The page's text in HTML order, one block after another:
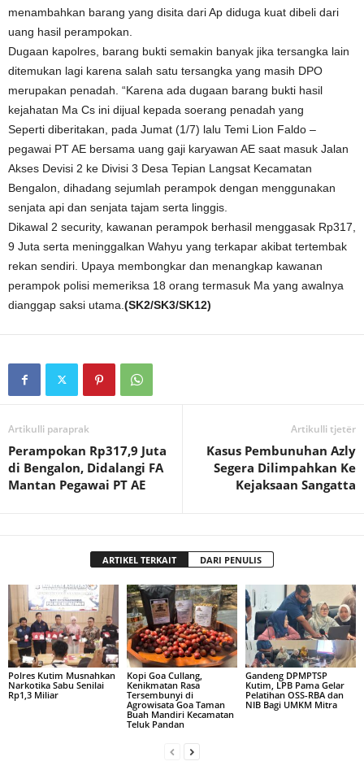
menambahkan barang yang disita dari Ap diduga kuat dibeli dari
uang hasil perampokan.
Dugaan kapolres, barang bukti semakin banyak jika tersangka lain
ditemukan lagi karena salah satu tersangka yang masih DPO
merupakan penadah. “Karena ada dugaan barang bukti hasil
kejahatan Ma Cs ini dijual kepada soerang penadah yang
Seperti diberitakan, pada Jumat (1/7) lalu Temi Lion Faldo –
pegawai PT AE bersama uang gaji karyawan AE saat masuk Jalan
Akses Devisi 2 ke Divisi 3 Desa Tepian Langsat Kecamatan
Bengalon, dihadang sejumlah perampok dengan menggunakan
senjata api dan senjata tajam serta linggis.
Dikawal 2 security, kawanan perampok berhasil menggasak Rp317,
9 Juta serta meninggalkan Wahyu yang terkapar akibat tertembak
rekan sendiri. Upaya membongkar dan menangkap kawanan
perampok polisi memeriksa 18 orang termasuk Ma yang awalnya
dianggap saksi utama. (SK2/SK3/SK12)
Artikulli paraprak
Perampokan Rp317,9 Juta
di Bengalon, Didalangi FA
Mantan Pegawai PT AE
Artikulli tjetër
Kasus Pembunuhan Azly
Segera Dilimpahkan Ke
Kejaksaan Sangatta
ARTIKEL TERKAIT DARI PENULIS
Polres Kutim Musnahkan
Narkotika Sabu Senilai
Rp1,3 Miliar
Kopi Goa Cullang,
Kenikmatan Rasa
Tersembunyi di
Agrowisata Goa Taman
Buah Mandiri Kecamatan
Teluk Pandan
Gandeng DPMPTSP
Kutim, LPB Pama Gelar
Pelatihan OSS-RBA dan
NIB Bagi UMKM Mitra